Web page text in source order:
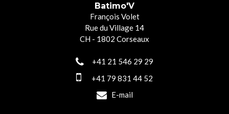
Batimo'V
François Volet
Rue du Village 14
CH - 1802 Corseaux
+41 21 546 29 29
+41 79 831 44 52
E-mail